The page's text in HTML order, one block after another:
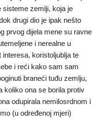
sisteme zemlji, koja je
drugi dio je ipak nešto
prvog dijela mene su ravne
i nerealne u
koristoljublja te
i reći kako sam sam
braneći tuđu zemlju,
koliko ona se borila protiv
odupirala nemilosrdnom i
(u određenoj mjeri)